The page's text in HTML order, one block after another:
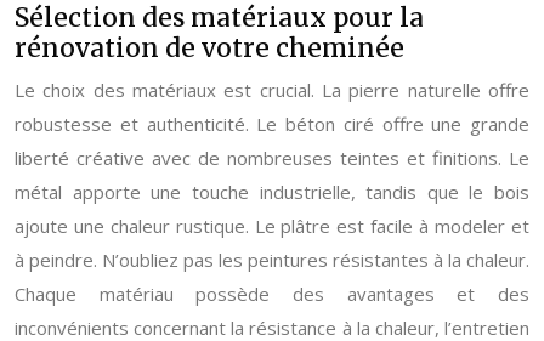
Sélection des matériaux pour la
rénovation de votre cheminée
Le choix des matériaux est crucial. La pierre naturelle offre
robustesse et authenticité. Le béton ciré offre une grande
liberté créative avec de nombreuses teintes et finitions. Le
métal apporte une touche industrielle, tandis que le bois
ajoute une chaleur rustique. Le plâtre est facile à modeler et
à peindre. N’oubliez pas les peintures résistantes à la chaleur.
Chaque matériau possède des avantages et des
inconvénients concernant la résistance à la chaleur, l’entretien